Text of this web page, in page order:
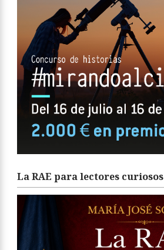
La RAE para lectores curiosos